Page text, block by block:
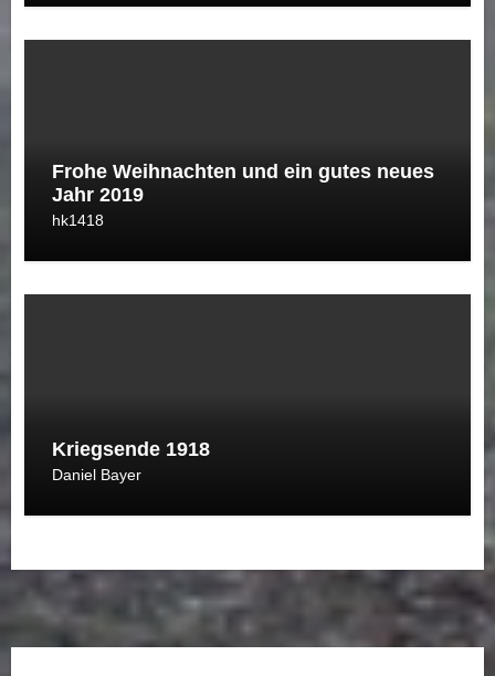
Frohe Weihnachten und ein gutes neues
Jahr 2019
hk1418
Kriegsende 1918
Daniel Bayer